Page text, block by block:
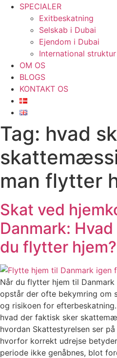
SPECIALER
Exitbeskatning
Selskab i Dubai
Ejendom i Dubai
International struktur
OM OS
BLOGS
KONTAKT OS
Tag: hvad
man flytter
Skat ved
Danmark:
du flytter hjem?
Når du flytter hjem til
opstår der ofte bekymring om
og risikoen for
hvad der faktisk sker
hvordan Skattestyrelsen ser
hvorfor korrekt udrejse
periode ikke genåbnes, blot